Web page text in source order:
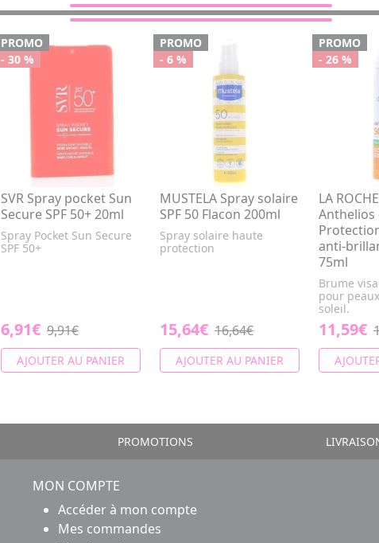
PROMO
- 30 %
SVR Spray pocket Sun
Secure SPF 50+ 20ml
Spray Pocket Sun Secure
SPF 50+
6,91€ 9,91€
AJOUTER AU PANIER
PROMO
- 6 %
MUSTELA Spray solaire
SPF 50 Flacon 200ml
Spray solaire haute
protection
15,64€ 16,64€
AJOUTER AU PANIER
PROMO
- 26 %
LA
Anthelios
anti-
75ml
Brume
pour
soleil.
11,59€
PROMOTIONS
MON COMPTE
Accéder à mon compte
Mes commandes